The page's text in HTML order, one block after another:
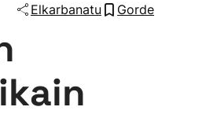
Elkarbanatu Gorde